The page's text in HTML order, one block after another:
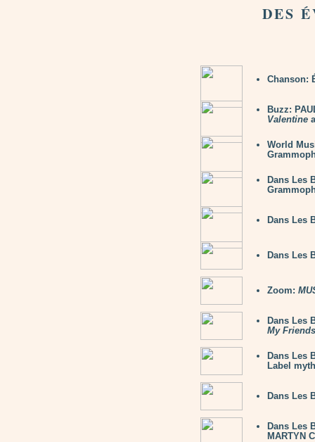
DES
Chanson:
Buzz:
Valentine
World
Dans Les
Dans Les
Dans Les
Zoom:
Dans Les
My Friends
Dans Les
Label
Dans Les
Dans Les
MARTYN